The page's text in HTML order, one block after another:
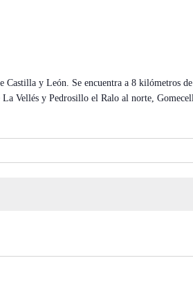
Castilla y León. Se encuentra a 8 kilómetros
Vellés y Pedrosillo el Ralo al norte,